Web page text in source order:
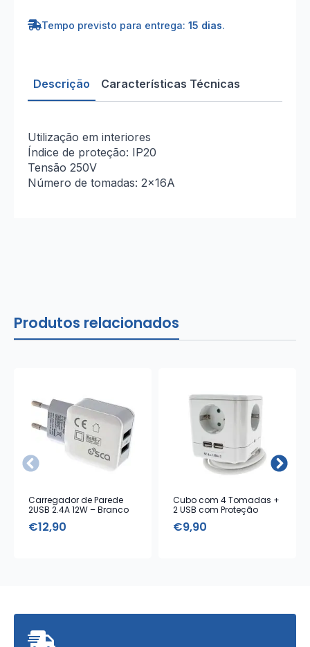
-
16A
Tempo previsto para entrega: 15 dias.
Descrição Características Técnicas
Utilização em interiores
Índice de proteção: IP20
Tensão 250V
Número de tomadas: 2x16A
Produtos relacionados
Carregador de Parede
2USB 2.4A 12W – Branco
€12,90
Cubo com 4 Tomadas +
2 USB com Proteção
€9,90